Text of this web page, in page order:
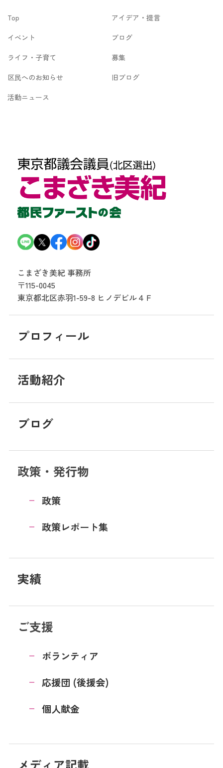
ブ
Top
アイデア・提言
イベント
ブログ
ライフ・子育て
募集
区民へのお知らせ
旧ブログ
活動ニュース
こまざき美紀 事務所
〒115-0045
東京都北区赤羽1-59-8 ヒノデビル４Ｆ
プロフィール
活動紹介
ブログ
政策・発行物
政策
政策レポート集
実績
ご支援
ボランティア
応援団 (後援会)
個人献金
メディア記載